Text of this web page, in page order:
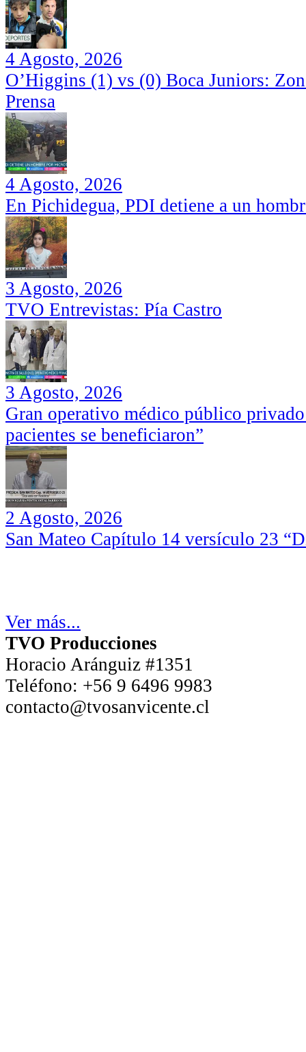
4 Agosto, 2026
O’Higgins (1) vs (0) Boca Juniors:
Prensa
4 Agosto, 2026
En Pichidegua, PDI detiene a un
3 Agosto, 2026
TVO Entrevistas: Pía Castro
3 Agosto, 2026
Gran operativo médico público
pacientes se beneficiaron”
2 Agosto, 2026
San Mateo Capítulo 14 versículo 23
Ver más...
TVO Producciones
Horacio Aránguiz #1351
Teléfono: +56 9 6496 9983
contacto@tvosanvicente.cl